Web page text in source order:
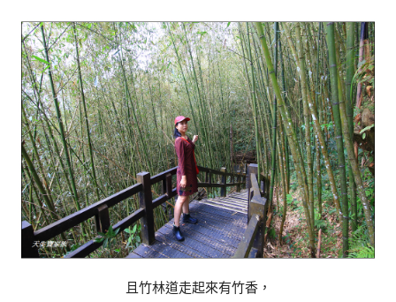
且竹林道走起來有竹香，